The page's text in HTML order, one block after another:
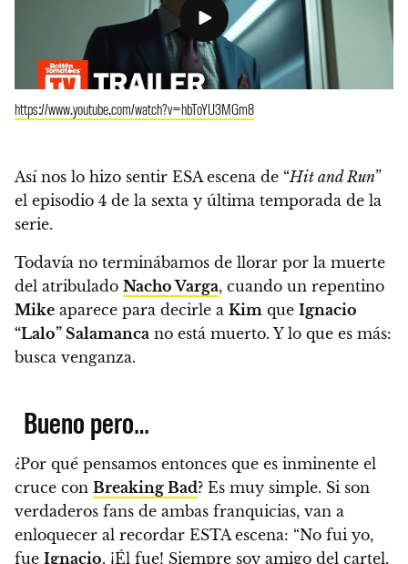
https://www.youtube.com/watch?v=hbToYU3MGm8
Así nos lo hizo sentir ESA escena de “Hit and Run”
el episodio 4 de la sexta y última temporada de la
serie.
Todavía no terminábamos de llorar por la muerte
del atribulado Nacho Varga, cuando un repentino
Mike aparece para decirle a Kim que Ignacio
“Lalo” Salamanca no está muerto. Y lo que es más:
busca venganza.
Bueno pero…
¿Por qué pensamos entonces que es inminente el
cruce con Breaking Bad? Es muy simple. Si son
verdaderos fans de ambas franquicias, van a
enloquecer al recordar ESTA escena: “No fui yo,
fue Ignacio. ¡Él fue! Siempre soy amigo del cartel.